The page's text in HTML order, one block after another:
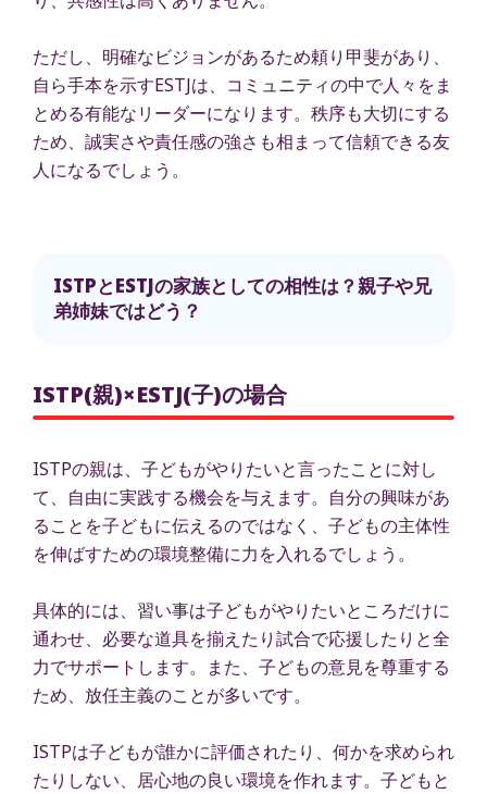
ただし、明確なビジョンがあるため頼り甲斐があり、
自ら手本を示すESTJは、コミュニティの中で人々をま
とめる有能なリーダーになります。秩序も大切にする
ため、誠実さや責任感の強さも相まって信頼できる友
人になるでしょう。
ISTPとESTJの家族としての相性は？親子や兄
弟姉妹ではどう？
ISTP(親)×ESTJ(子)の場合
ISTPの親は、子どもがやりたいと言ったことに対し
て、自由に実践する機会を与えます。自分の興味があ
ることを子どもに伝えるのではなく、子どもの主体性
を伸ばすための環境整備に力を入れるでしょう。
具体的には、習い事は子どもがやりたいところだけに
通わせ、必要な道具を揃えたり試合で応援したりと全
力でサポートします。また、子どもの意見を尊重する
ため、放任主義のことが多いです。
ISTPは子どもが誰かに評価されたり、何かを求められ
たりしない、居心地の良い環境を作れます。子どもと